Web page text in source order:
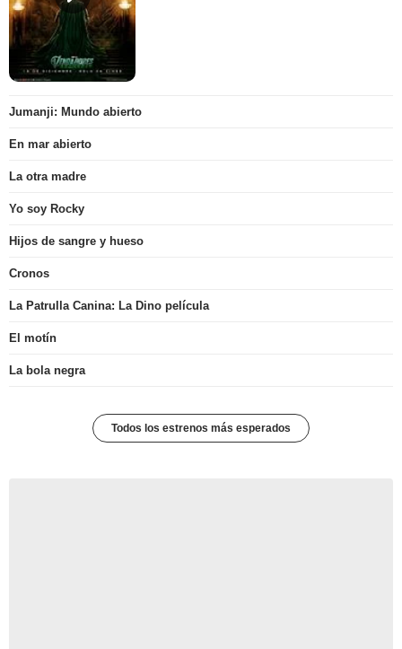
Jumanji: Mundo abierto
En mar abierto
La otra madre
Yo soy Rocky
Hijos de sangre y hueso
Cronos
La Patrulla Canina: La Dino película
El motín
La bola negra
Todos los estrenos más esperados